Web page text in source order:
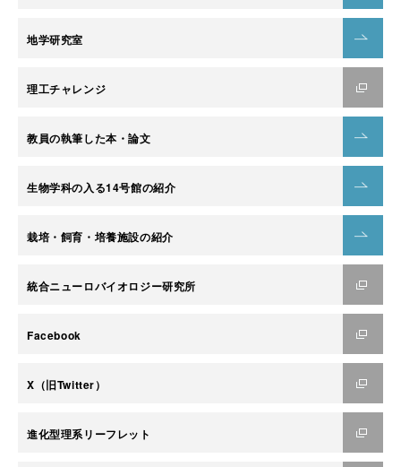
地学研究室
理工チャレンジ
教員の執筆した本・論文
生物学科の入る14号館の紹介
栽培・飼育・培養施設の紹介
統合ニューロバイオロジー研究所
Facebook
X（旧Twitter）
進化型理系リーフレット